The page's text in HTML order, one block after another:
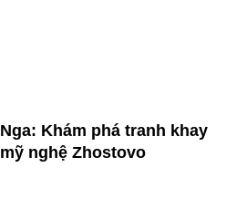
Nga: Khám phá tranh khay
mỹ nghệ Zhostovo